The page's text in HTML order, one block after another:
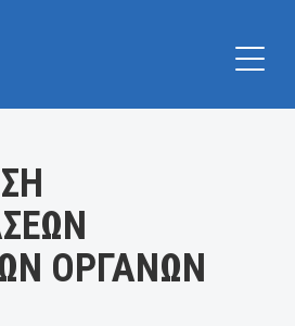
ΟΡΓΑΝΩΝ